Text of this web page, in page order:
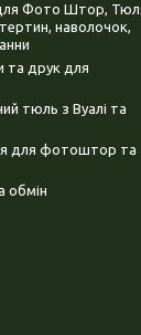
Фото Штор,
наволочок,
та друк для
тюль з Вуалі та
для фотоштор та
обмін